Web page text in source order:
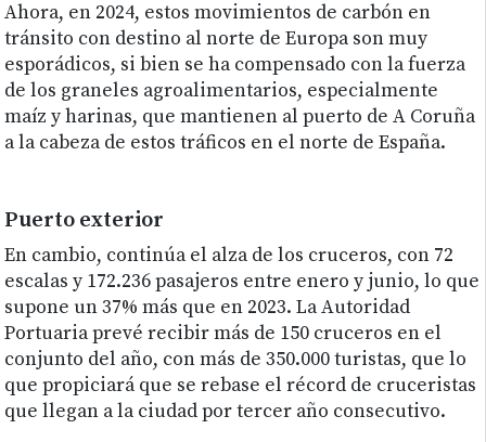
Ahora, en 2024, estos movimientos de carbón en
tránsito con destino al norte de Europa son muy
esporádicos, si bien se ha compensado con la fuerza
de los graneles agroalimentarios, especialmente
maíz y harinas, que mantienen al puerto de A Coruña
a la cabeza de estos tráficos en el norte de España.
Puerto exterior
En cambio, continúa el alza de los cruceros, con 72
escalas y 172.236 pasajeros entre enero y junio, lo que
supone un 37% más que en 2023. La Autoridad
Portuaria prevé recibir más de 150 cruceros en el
conjunto del año, con más de 350.000 turistas, que lo
que propiciará que se rebase el récord de cruceristas
que llegan a la ciudad por tercer año consecutivo.